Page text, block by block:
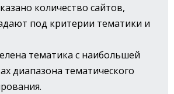
количество сайтов,
под критерии тематики и
тематика с наибольшей
диапазона тематического